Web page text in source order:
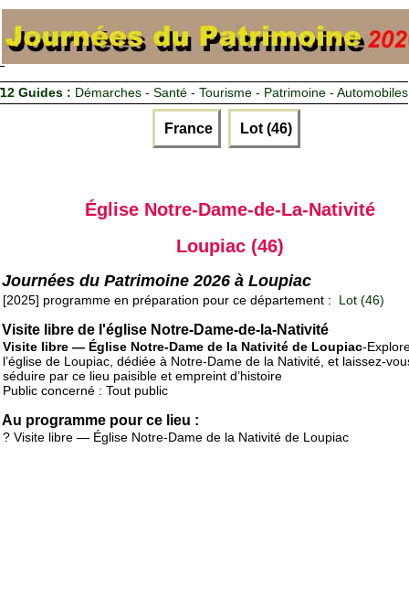
12 Guides : Démarches - Santé - Tourisme - Patrimoine - Automobiles
France Lot (46)
Église Notre-Dame-de-La-Nativité
Loupiac (46)
Journées du Patrimoine 2026 à Loupiac
[2025] programme en préparation pour ce département : Lot (46)
Visite libre de l'église Notre-Dame-de-la-Nativité
Visite libre — Église Notre-Dame de la Nativité de Loupiac-
l’église de Loupiac, dédiée à Notre-Dame de la Nativité, et laissez-
séduire par ce lieu paisible et empreint d’histoire
Public concerné : Tout public
Au programme pour ce lieu :
? Visite libre — Église Notre-Dame de la Nativité de Loupiac